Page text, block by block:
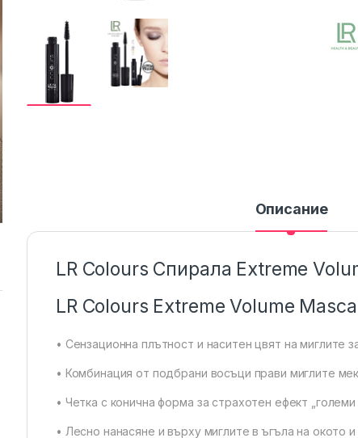
Описание
LR Colours Спирала Extreme
LR Colours Extreme Volume
• Сензационна плътност и наситен цвят на миглите
• Комбинация от подбрани восъци прави миглите
• Четка с конична форма за страхотен ефект „големи
• Лесно нанасяне и върху миглите в ъгъла на окото